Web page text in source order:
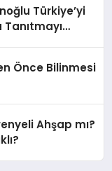
Türkiye’yi
Önce Bilinmesi
Ahşap mı?